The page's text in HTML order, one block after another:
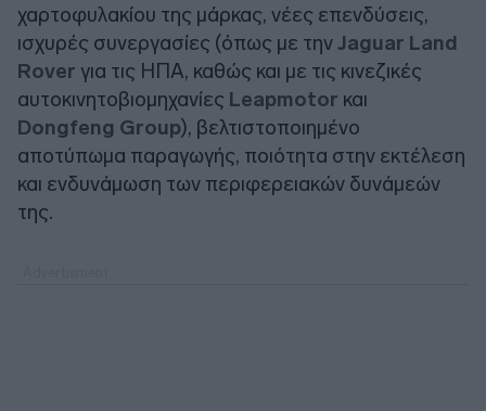
χαρτοφυλακίου της μάρκας, νέες επενδύσεις,
ισχυρές συνεργασίες (όπως με τηνJaguar Land
Rover για τις ΗΠΑ, καθώς και με τις κινεζικές
αυτοκινητοβιομηχανίες Leapmotor και
Dongfeng Group), βελτιστοποιημένο
αποτύπωμα παραγωγής, ποιότητα στην εκτέλεση
και ενδυνάμωση των περιφερειακών δυνάμεών
της.